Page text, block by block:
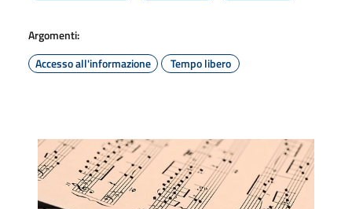
Argomenti:
Accesso all'informazione
Tempo libero